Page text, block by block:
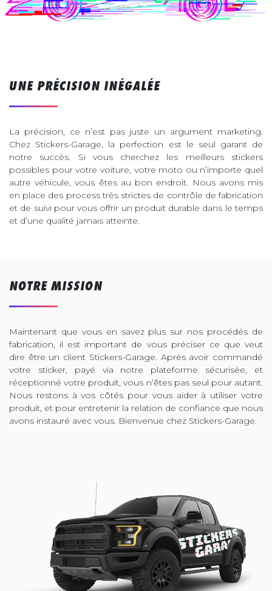
UNE PRÉCISION INÉGALÉE
La précision, ce n’est pas juste un argument marketing.
Chez Stickers-Garage, la perfection est le seul garant de
notre succès. Si vous cherchez les meilleurs stickers
possibles pour votre voiture, votre moto ou n’importe quel
autre véhicule, vous êtes au bon endroit. Nous avons mis
en place des process très strictes de contrôle de fabrication
et de suivi pour vous offrir un produit durable dans le temps
et d’une qualité jamais atteinte.
NOTRE MISSION
Maintenant que vous en savez plus sur nos procédés de
fabrication, il est important de vous préciser ce que veut
dire être un client Stickers-Garage. Après avoir commandé
votre sticker, payé via notre plateforme sécurisée, et
réceptionné votre produit, vous n’êtes pas seul pour autant.
Nous restons à vos côtés pour vous aider à utiliser votre
produit, et pour entretenir la relation de confiance que nous
avons instauré avec vous. Bienvenue chez Stickers-Garage.